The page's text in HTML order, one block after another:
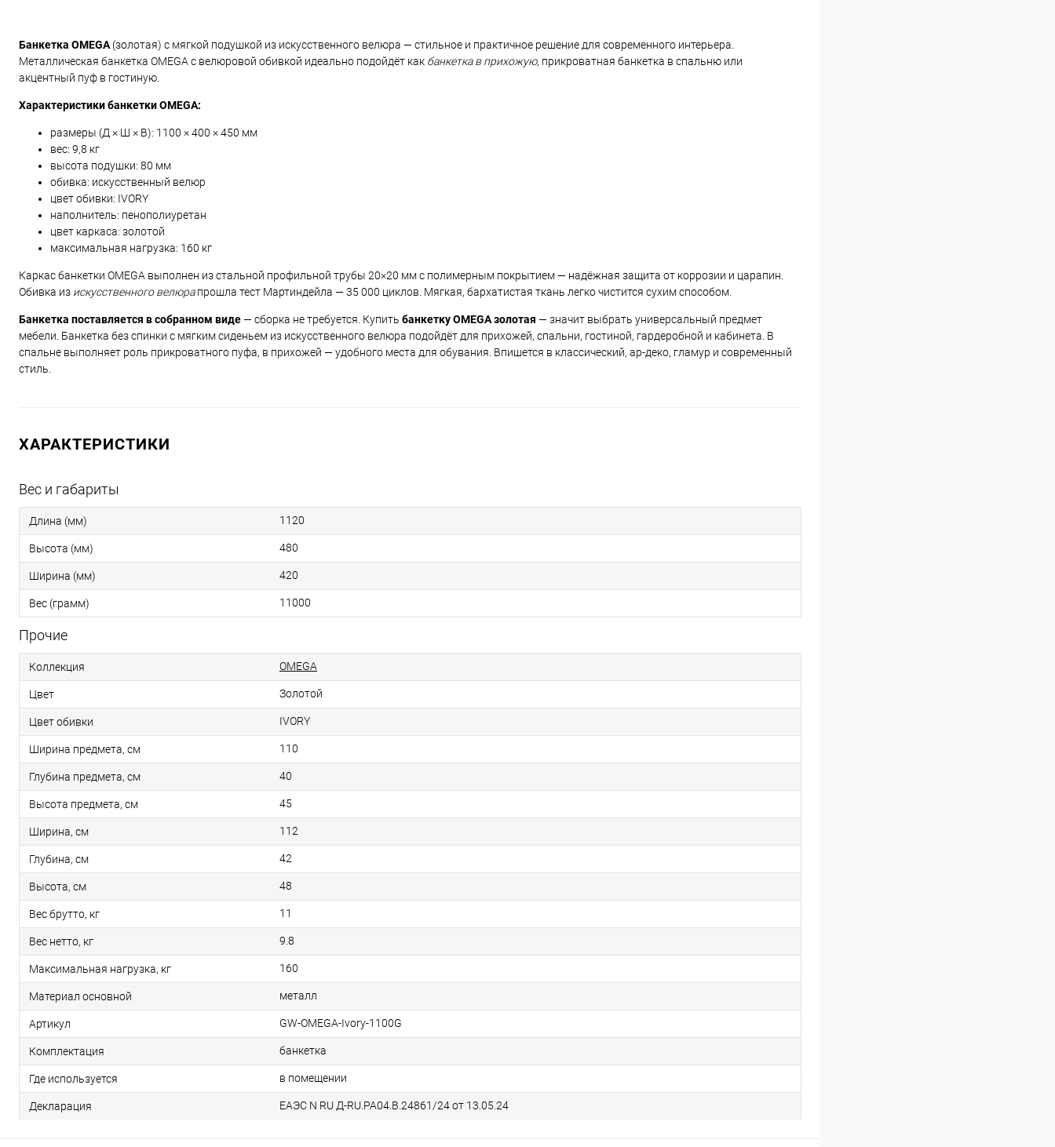
Банкетка OMEGA(золотая) с мягкой подушкой из искусственного велюра — стильное и практичное решение для современного интерьера.
Металлическая банкетка OMEGA с велюровой обивкой идеально подойдёт как банкетка в прихожую, прикроватная банкетка в спальню или
акцентный пуф в гостиную.
Характеристики банкетки OMEGA:
размеры (Д × Ш × В): 1100 × 400 × 450 мм
вес: 9,8 кг
высота подушки: 80 мм
обивка: искусственный велюр
цвет обивки: IVORY
наполнитель: пенополиуретан
цвет каркаса: золотой
максимальная нагрузка: 160 кг
Каркас банкетки OMEGA выполнен из стальной профильной трубы 20×20 мм с полимерным покрытием — надёжная защита от коррозии и царапин.
Обивка из искусственного велюрапрошла тест Мартиндейла — 35 000 циклов. Мягкая, бархатистая ткань легко чистится сухим способом.
Банкетка поставляется в собранном виде— сборка не требуется. Купить банкетку OMEGA золотая — значит выбрать универсальный предмет
мебели. Банкетка без спинки с мягким сиденьем из искусственного велюра подойдёт для прихожей, спальни, гостиной, гардеробной и кабинета. В
спальне выполняет роль прикроватного пуфа, в прихожей — удобного места для обувания. Впишется в классический, ар-деко, гламур и современный
стиль.
ХАРАКТЕРИСТИКИ
Вес и габариты
Длина (мм) 1120
Высота (мм) 480
Ширина (мм) 420
Вес (грамм) 11000
Прочие
Коллекция OMEGA
Цвет Золотой
Цвет обивки IVORY
Ширина предмета, см 110
Глубина предмета, см 40
Высота предмета, см 45
Ширина, см 112
Глубина, см 42
Высота, см 48
Вес брутто, кг 11
Вес нетто, кг 9.8
Максимальная нагрузка, кг 160
Материал основной металл
Артикул GW-OMEGA-Ivory-1100G
Комплектация банкетка
Где используется в помещении
Декларация ЕАЭС N RU Д-RU.РА04.В.24861/24 от 13.05.24